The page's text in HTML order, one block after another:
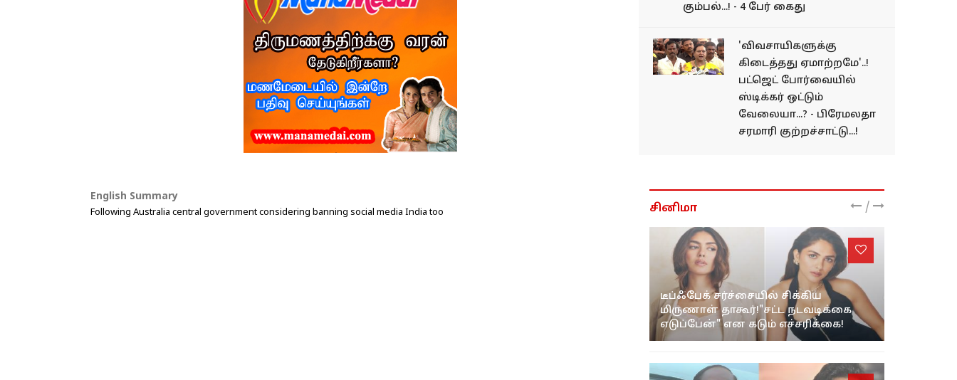
English Summary
Following Australia central government considering banning social media India too
போட்டு தூக்கிய 'டேட்டிங்
கைது
'விவசாயிகளுக்கு
கிடைத்தது ஏமாற்றமே'..!
பட்ஜெட் போர்வையில்
ஸ்டிக்கர் ஒட்டும்
சினிமா /
டீப்ஃபேக் சர்ச்சையில் சிக்கிய
மிருணாள் தாகூர்!"சட்ட நடவடிக்கை